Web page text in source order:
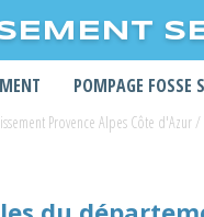
POMPAGE FOSSE
Provence Alpes Côte d'Azur/